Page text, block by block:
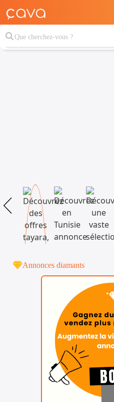
Annonces diamants